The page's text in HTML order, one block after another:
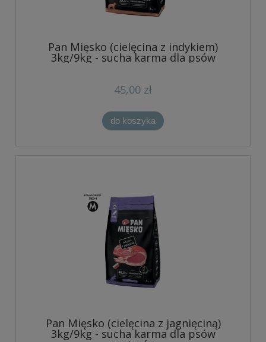
Pan Mięsko (cielęcina z indykiem)
3kg/9kg - sucha karma dla psów
45,00 zł
do koszyka
Pan Mięsko (cielęcina z jagnięciną)
3kg/9kg - sucha karma dla psów